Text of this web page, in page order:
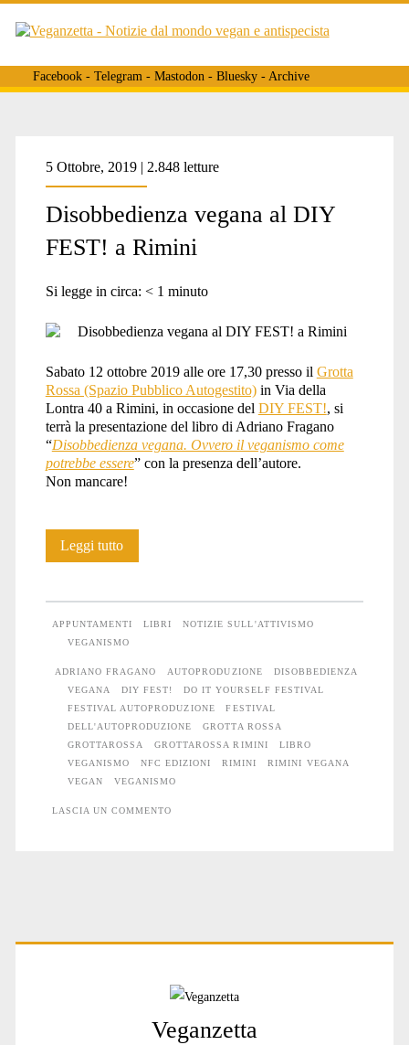
Facebook- Telegram- Mastodon- Bluesky- Archive
Tag:
<span>grottarossa</span>
5 Ottobre, 2019 | 2.848 letture
Disobbedienza vegana al DIY
FEST! a Rimini
Si legge in circa: < 1 minuto
Sabato 12 ottobre 2019 alle ore 17,30 presso il Grotta
Rossa (Spazio Pubblico Autogestito)in Via della
Lontra 40 a Rimini, in occasione del DIY FEST!, si
terrà la presentazione del libro di Adriano Fragano
“Disobbedienza vegana. Ovvero il veganismo come
potrebbe essere” con la presenza dell’autore.
Non mancare!
Leggi tuttoDisobbedienza
DIY
FEST!
a
Rimini
APPUNTAMENTI LIBRI
NOTIZIE SULL'ATTIVISMO
VEGANISMO
ADRIANO FRAGANO AUTOPRODUZIONE
DISOBBEDIENZA
VEGANA
DIY FEST!
DO IT YOURSELF FESTIVAL
FESTIVAL AUTOPRODUZIONE
FESTIVAL
DELL'AUTOPRODUZIONE
GROTTA ROSSA
GROTTAROSSA
GROTTAROSSA RIMINI
LIBRO
VEGANISMO
NFC EDIZIONI RIMINI
RIMINI VEGANA
VEGAN
VEGANISMO
LASCIA UN COMMENTO
Primary
Veganzetta